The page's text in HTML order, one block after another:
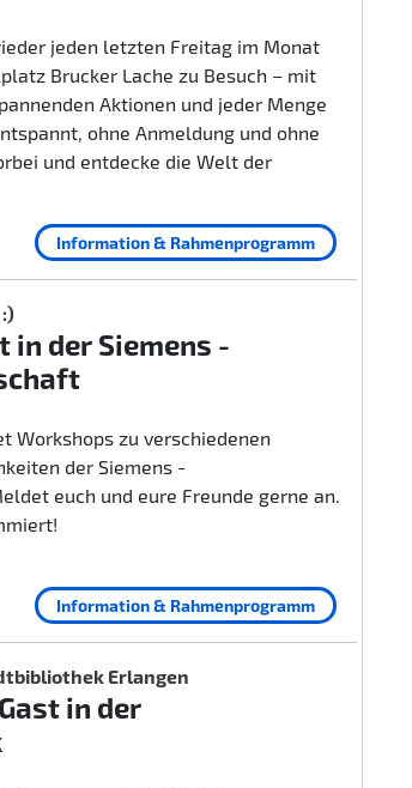
jeden letzten Freitag im Monat
Brucker Lache zu Besuch – mit
Aktionen und jeder Menge
ohne Anmeldung und ohne
und entdecke die Welt der
Information & Rahmenprogramm
in der Siemens -
Workshops zu verschiedenen
der Siemens -
euch und eure Freunde gerne an.
Information & Rahmenprogramm
Erlangen
in der